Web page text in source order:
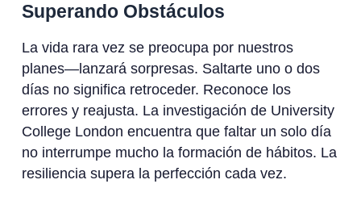
Superando Obstáculos
La vida rara vez se preocupa por nuestros
planes—lanzará sorpresas. Saltarte uno o dos
días no significa retroceder. Reconoce los
errores y reajusta. La investigación de University
College London encuentra que faltar un solo día
no interrumpe mucho la formación de hábitos. La
resiliencia supera la perfección cada vez.